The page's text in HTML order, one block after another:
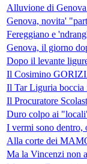
Alluvione di
Genova, novita'
Fereggiano e
Genova, il giorno
Dopo il levante
Il Cosimino
Il Tar Liguria
Il Procuratore
Duro colpo ai
I vermi sono dentro,
Alla corte dei
Ma la Vincenzi non